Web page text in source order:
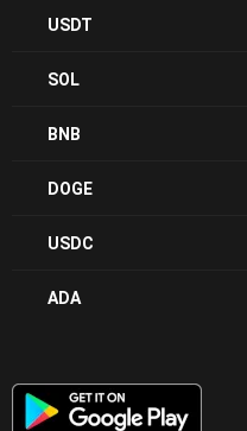
USDT
SOL
BNB
DOGE
USDC
ADA